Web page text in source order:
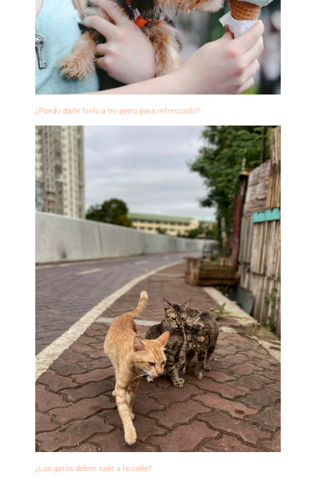
¿Puedo darle hielo a mi perro para refrescarlo?
¿Los gatos deben salir a la calle?